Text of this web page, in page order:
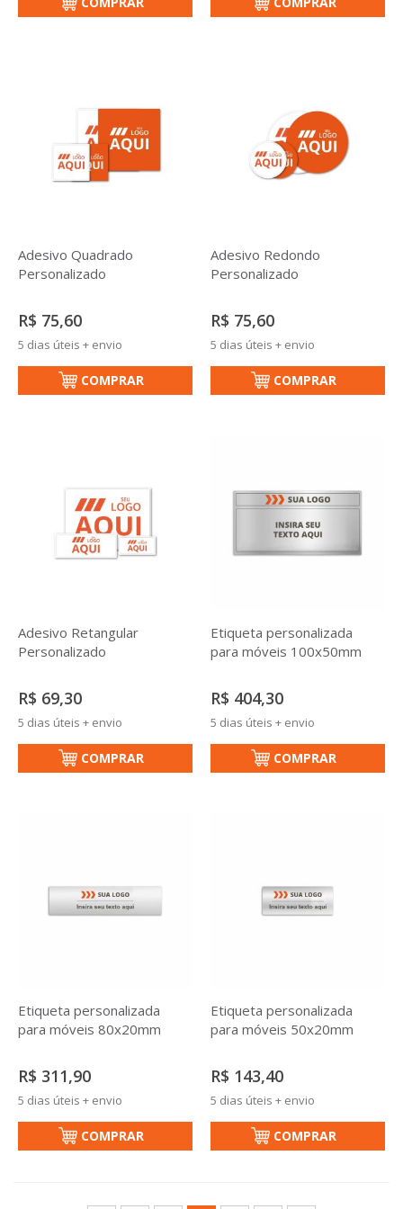
Adesivo Quadrado
Personalizado
R$ 75,60
5 dias úteis + envio
COMPRAR
Adesivo Redondo
Personalizado
R$ 75,60
5 dias úteis + envio
COMPRAR
Adesivo Retangular
Personalizado
R$ 69,30
5 dias úteis + envio
COMPRAR
Etiqueta personalizada
para móveis 100x50mm
R$ 404,30
5 dias úteis + envio
COMPRAR
Etiqueta personalizada
para móveis 80x20mm
R$ 311,90
5 dias úteis + envio
COMPRAR
Etiqueta personalizada
para móveis 50x20mm
R$ 143,40
5 dias úteis + envio
COMPRAR